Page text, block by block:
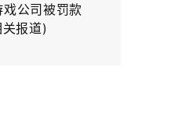
公司被罚款
报道)